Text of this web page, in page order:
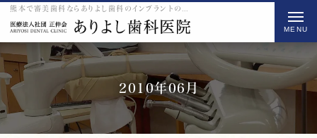
2010年06月
t
o
g
l